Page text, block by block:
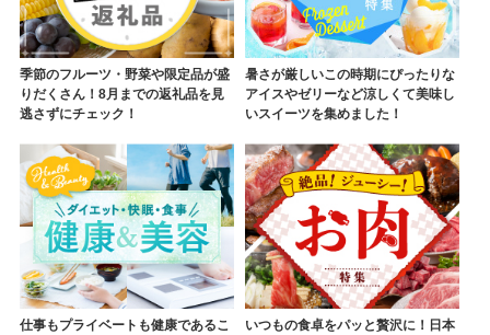
季節のフルーツ・野菜や限定品が盛
りだくさん！8月までの返礼品を見
逃さずにチェック！
暑さが厳しいこの時期にぴったりな
アイスやゼリーなど涼しくて美味し
いスイーツを集めました！
仕事もプライベートも健康であるこ
いつもの食卓をパッと贅沢に！日本